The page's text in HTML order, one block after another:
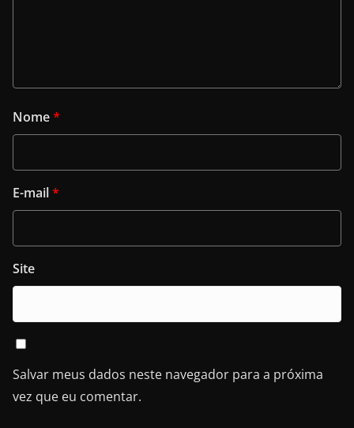
Nome*
E-mail*
Site
Salvar meus dados neste navegador para a próxima
vez que eu comentar.